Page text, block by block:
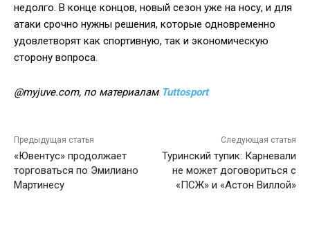
недолго. В конце концов, новый сезон уже на носу, и для
атаки срочно нужны решения, которые одновременно
удовлетворят как спортивную, так и экономическую
сторону вопроса.
@myjuve.com, по материалам Tuttosport
Предыдущая статья
«Ювентус» продолжает
торговаться по Эмилиано
Мартинесу
Следующая статья
Туринский тупик: Карневали
не может договориться с
«ПСЖ» и «Астон Виллой»